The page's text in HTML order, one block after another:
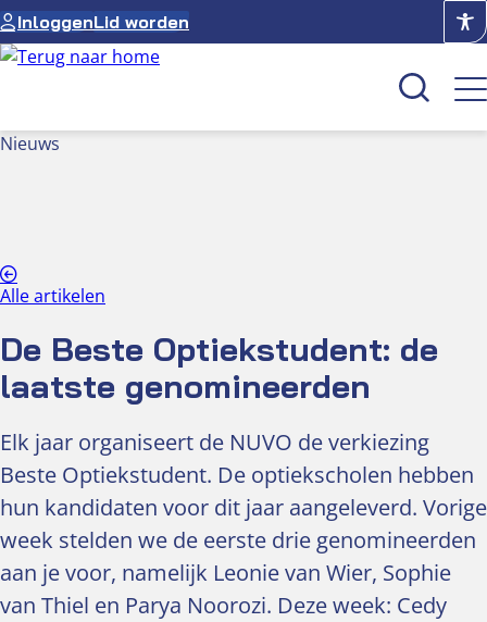
Ga
naar
de
InloggenLid worden
Oculus
Optiekcentrum
Nieuws
Alle artikelen
De Beste Optiekstudent: de
laatste genomineerden
Elk jaar organiseert de NUVO de verkiezing
Beste Optiekstudent. De optiekscholen hebben
hun kandidaten voor dit jaar aangeleverd. Vorige
week stelden we de eerste drie genomineerden
aan je voor, namelijk Leonie van Wier, Sophie
van Thiel en Parya Noorozi. Deze week: Cedy